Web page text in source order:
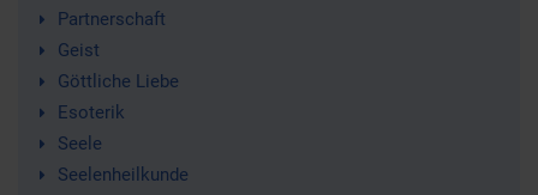
Partnerschaft
Geist
Göttliche Liebe
Esoterik
Seele
Seelenheilkunde